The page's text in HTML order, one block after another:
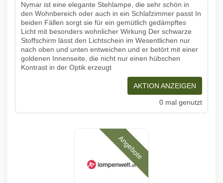
Nymar ist eine elegante Stehlampe, die sehr schön in
den Wohnbereich oder auch in ein Schlafzimmer passt In
beiden Fällen sorgt sie für ein gemütlich gedämpftes
Licht mit besonders wohnlicher Wirkung Der schwarze
Stoffschirm lässt den Lichtschein im Wesentlichen nur
nach oben und unten entweichen und er betört mit einer
goldenen Innenseite, die nicht nur einen hübschen
Kontrast in der Optik erzeugt
AKTION ANZEIGEN
0 mal genutzt
Angebote